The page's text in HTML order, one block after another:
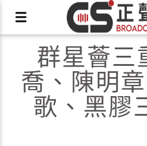
群星薈
喬、陳明
歌、黑膠